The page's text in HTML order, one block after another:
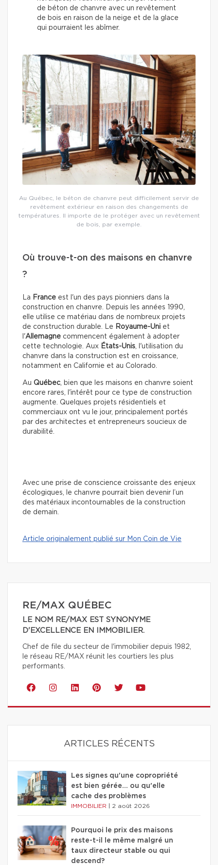
de béton de chanvre avec un revêtement
de bois en raison de la neige et de la glace
qui pourraient les abîmer.
Au Québec, le béton de chanvre peut difficilement servir de
revêtement extérieur en raison des changements de
températures. Il importe de le protéger avec un revêtement
de bois, par exemple.
Où trouve-t-on des maisons en chanvre
?
La France est l'un des pays pionniers dans la
construction en chanvre. Depuis les années 1990,
elle utilise ce matériau dans de nombreux projets
de construction durable. Le Royaume-Uni et
l'Allemagne commencent également à adopter
cette technologie.
Aux États-Unis , l'utilisation du
chanvre dans la construction est en croissance,
notamment en Californie et au Colorado.
Au Québec , bien que les maisons en chanvre soient
encore rares, l'intérêt pour ce type de construction
augmente. Quelques projets résidentiels et
commerciaux ont vu le jour, principalement portés
par des architectes et entrepreneurs soucieux de
durabilité.
Avec une prise de conscience croissante des enjeux
écologiques, le chanvre pourrait bien devenir l’un
des matériaux incontournables de la construction
de demain.
Article originalement publié sur Mon Coin de Vie
RE/MAX QUÉBEC
LE NOM RE/MAX EST SYNONYME
D'EXCELLENCE EN IMMOBILIER.
Chef de file du secteur de l'immobilier depuis 1982,
le réseau RE/MAX réunit les courtiers les plus
performants.
ARTICLES RÉCENTS
Les signes qu'une copropriété
est bien gérée… ou qu'elle
cache des problèmes
IMMOBILIER 2 août 2026
Pourquoi le prix des maisons
reste-t-il le même malgré un
taux directeur stable ou qui
descend?